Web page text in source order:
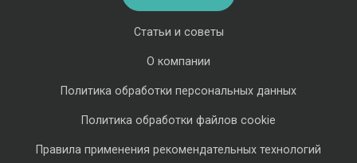
Статьи и советы
О компании
Политика обработки персональных данных
Политика обработки файлов cookie
Правила применения рекомендательных технологий